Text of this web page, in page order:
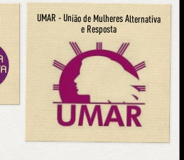
UMAR - União de Mulheres Alternativa
e Resposta